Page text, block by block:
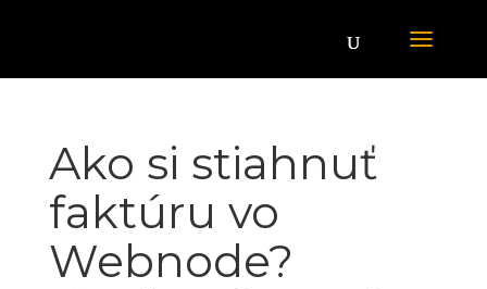
Ako si stiahnuť
faktúru vo
Webnode?